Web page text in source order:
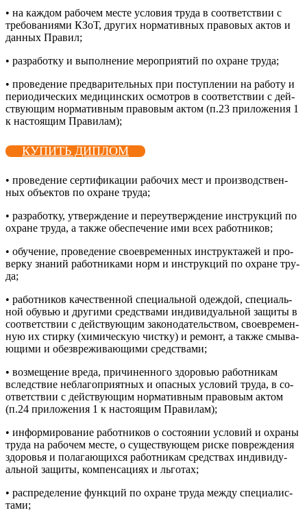
• на каж­дом ра­бочем мес­те ус­ло­вия тру­да в со­от­ветс­твии с
тре­бова­ни­ями КЗоТ, дру­гих нор­ма­тив­ных пра­вовых ак­тов и
дан­ных Пра­вил;
• раз­ра­бот­ку и вы­пол­не­ние ме­роп­ри­ятий по ох­ра­не тру­да;
• про­веде­ние пред­ва­ритель­ных при пос­тупле­нии на ра­боту и
пе­ри­оди­чес­ких ме­дицин­ских ос­мотров в со­от­ветс­твии с дей­
ству­ющим нор­ма­тив­ным пра­вовым ак­том (п.23 при­ложе­ния 1
к нас­то­ящим Пра­вилам);
КУПИТЬ ДИПЛОМ
• про­веде­ние сер­ти­фика­ции ра­бочих мест и про­из­водс­твен­
ных объ­ек­тов по ох­ра­не тру­да;
• раз­ра­бот­ку, ут­вер­жде­ние и пе­ре­ут­вер­жде­ние инс­трук­ций по
ох­ра­не тру­да, а так­же обес­пе­чение ими всех ра­бот­ни­ков;
• обу­чение, про­веде­ние сво­ев­ре­мен­ных инс­трук­та­жей и про­
вер­ку зна­ний ра­бот­ни­ками норм и инс­трук­ций по ох­ра­не тру­
да;
• ра­бот­ни­ков ка­чес­твен­ной спе­ци­аль­ной одеж­дой, спе­ци­аль­
ной обувью и дру­гими средс­тва­ми ин­ди­виду­аль­ной за­щиты в
со­от­ветс­твии с дей­ству­ющим за­коно­датель­ством, сво­ев­ре­мен­
ную их стир­ку (хи­мичес­кую чис­тку) и ре­монт, а так­же смы­ва­
ющи­ми и обез­вре­жива­ющи­ми средс­тва­ми;
• воз­ме­щение вре­да, при­чинен­но­го здо­ровью ра­бот­ни­кам
вследс­твие неб­ла­гоп­ри­ят­ных и опас­ных ус­ло­вий тру­да, в со­
от­ветс­твии с дей­ству­ющим нор­ма­тив­ным пра­вовым ак­том
(п.24 при­ложе­ния 1 к нас­то­ящим Пра­вилам);
• ин­форми­рова­ние ра­бот­ни­ков о сос­то­янии ус­ло­вий и ох­ра­ны
тру­да на ра­бочем мес­те, о су­щес­тву­ющем рис­ке пов­режде­ния
здо­ровья и по­лага­ющих­ся ра­бот­ни­кам средс­твах ин­ди­виду­
аль­ной за­щиты, ком­пенса­ци­ях и ль­го­тах;
• рас­пре­деле­ние фун­кций по ох­ра­не тру­да меж­ду спе­ци­алис­
та­ми;